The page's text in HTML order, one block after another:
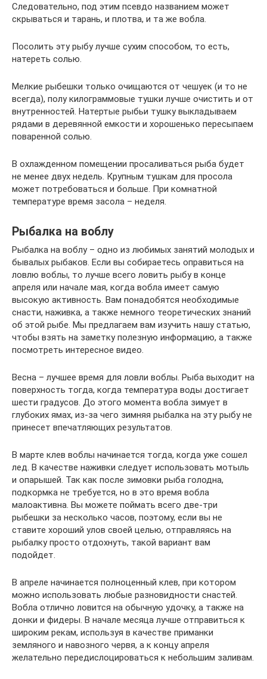
Следовательно, под этим псевдо названием может
скрываться и тарань, и плотва, и та же вобла.
Посолить эту рыбу лучше сухим способом, то есть,
натереть солью.
Мелкие рыбешки только очищаются от чешуек (и то не
всегда), полу килограммовые тушки лучше очистить и от
внутренностей. Натертые рыбьи тушку выкладываем
рядами в деревянной емкости и хорошенько пересыпаем
поваренной солью.
В охлажденном помещении просаливаться рыба будет
не менее двух недель. Крупным тушкам для просола
может потребоваться и больше. При комнатной
температуре время засола – неделя.
Рыбалка на воблу
Рыбалка на воблу – одно из любимых занятий молодых и
бывалых рыбаков. Если вы собираетесь оправиться на
ловлю воблы, то лучше всего ловить рыбу в конце
апреля или начале мая, когда вобла имеет самую
высокую активность. Вам понадобятся необходимые
снасти, наживка, а также немного теоретических знаний
об этой рыбе. Мы предлагаем вам изучить нашу статью,
чтобы взять на заметку полезную информацию, а также
посмотреть интересное видео.
Весна – лучшее время для ловли воблы. Рыба выходит на
поверхность тогда, когда температура воды достигает
шести градусов. До этого момента вобла зимует в
глубоких ямах, из-за чего зимняя рыбалка на эту рыбу не
принесет впечатляющих результатов.
В марте клев воблы начинается тогда, когда уже сошел
лед. В качестве наживки следует использовать мотыль
и опарышей. Так как после зимовки рыба голодна,
подкормка не требуется, но в это время вобла
малоактивна. Вы можете поймать всего две-три
рыбешки за несколько часов, поэтому, если вы не
ставите хороший улов своей целью, отправляясь на
рыбалку просто отдохнуть, такой вариант вам
подойдет.
В апреле начинается полноценный клев, при котором
можно использовать любые разновидности снастей.
Вобла отлично ловится на обычную удочку, а также на
донки и фидеры. В начале месяца лучше отправиться к
широким рекам, используя в качестве приманки
земляного и навозного червя, а к концу апреля
желательно передислоцироваться к небольшим заливам.